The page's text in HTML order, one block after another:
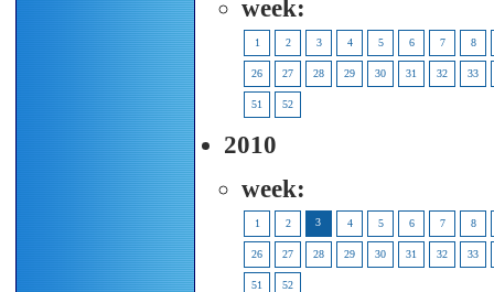
week:
1 2 3 4 5 6 7 8
26 27 28 29 30 31 32 33
51 52
2010
week:
1 2 3 4 5 6 7 8
26 27 28 29 30 31 32 33
51 52